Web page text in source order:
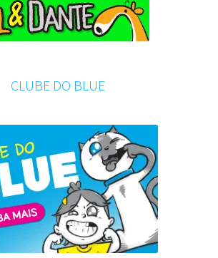
CLUBE DO BLUE